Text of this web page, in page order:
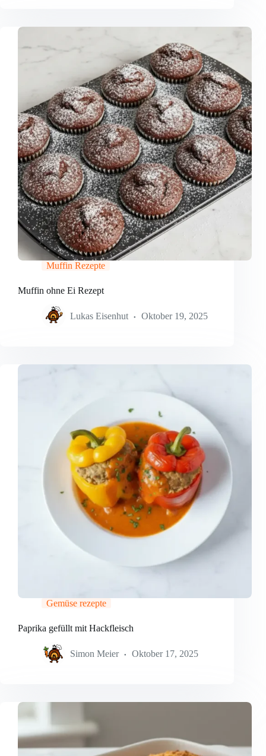
Muffin Rezepte
Muffin ohne Ei Rezept
Lukas Eisenhut Oktober 19, 2025
Gemüse rezepte
Paprika gefüllt mit Hackfleisch
Simon Meier Oktober 17, 2025